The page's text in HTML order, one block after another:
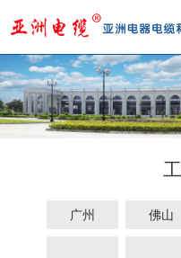
广州 佛山